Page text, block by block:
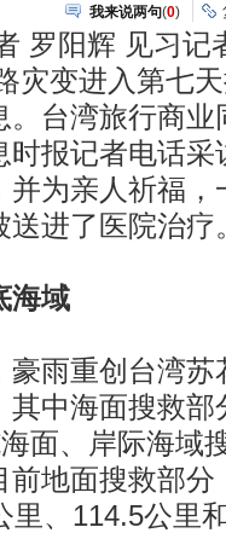
我来说两句(0)
阳辉 见习记
灾变进入第七
台湾旅行商业
报记者电话采
为亲人祈福，
送进了医院治疗
域
雨重创台湾苏
中海面搜救部
面、岸际海域
地面搜救部分
里、114.5公里